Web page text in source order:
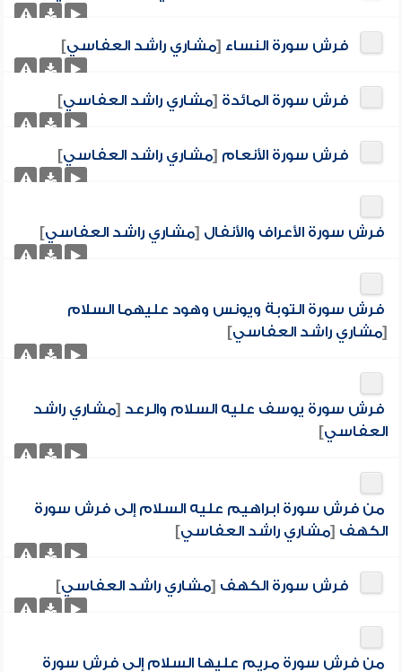
فرش سورة النساء [مشاري راشد العفاسي]
فرش سورة المائدة [مشاري راشد العفاسي]
فرش سورة الأنعام [مشاري راشد العفاسي]
فرش سورة الأعراف والأنفال [مشاري راشد العفاسي]
فرش سورة التوبة ويونس وهود عليهما السلام
[مشاري راشد العفاسي]
فرش سورة يوسف عليه السلام والرعد [مشاري راشد
العفاسي]
من فرش سورة ابراهيم عليه السلام إلى فرش سورة
الكهف [مشاري راشد العفاسي]
فرش سورة الكهف [مشاري راشد العفاسي]
من فرش سورة مريم عليها السلام إلى فرش سورة